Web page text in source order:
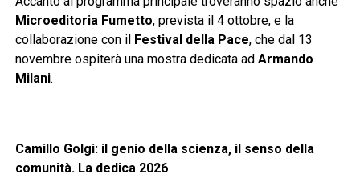
Microeditoria Fumetto, prevista il 4 ottobre, e la
collaborazione con il Festival della Pace, che dal 13
novembre ospiterà una mostra dedicata ad Armando
Milani.
Camillo Golgi: il genio della scienza, il senso della
comunità. La dedica 2026